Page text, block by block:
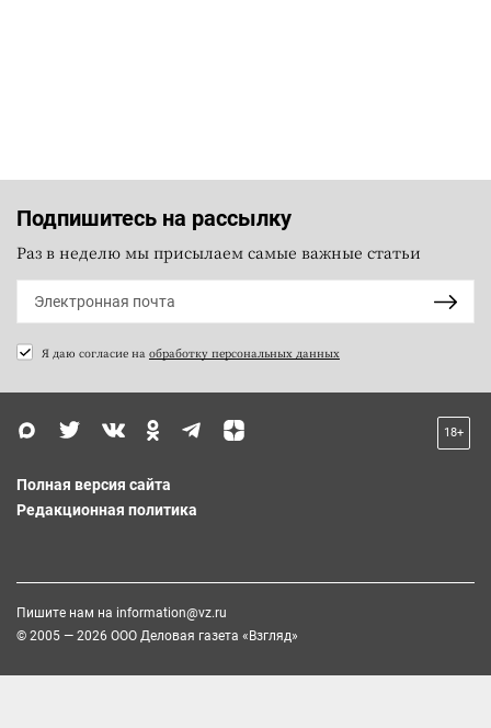
Подпишитесь на рассылку
Раз в неделю мы присылаем самые важные статьи
Я даю согласие на обработку персональных данных
18+
Полная версия сайта
Редакционная политика
Пишите нам на information@vz.ru
© 2005 — 2026 ООО Деловая газета «Взгляд»